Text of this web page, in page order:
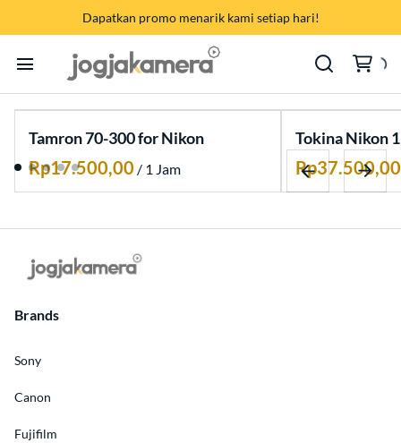
Dapatkan promo menarik kami setiap hari!
Home
Cara Sewa
Audio Interface | Sound System
Baterai | Charger | AC Adaptor
LED TV | Monitor | Proyektor
Live Streaming | Hybrid Meeting
Brand
SONY
CANON
FUJIFILM
GODOX
APPLE
Pembayaran
Hubungi Kami
Tamron 70-300 for Nikon
/
Tokina Nikon
Brands
Sony
Canon
Fujifilm